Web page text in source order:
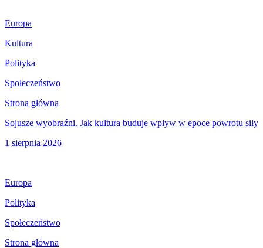
Europa
Kultura
Polityka
Społeczeństwo
Strona główna
Sojusze wyobraźni. Jak kultura buduje wpływ w epoce powrotu siły
1 sierpnia 2026
Europa
Polityka
Społeczeństwo
Strona główna